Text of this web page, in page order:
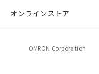
オンラインストア
OMRON Corporation